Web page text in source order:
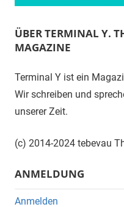
ÜBER TERMINAL Y.
MAGAZINE
Terminal Y ist ein
Wir schreiben und
unserer Zeit.
(c) 2014-2024 tebevau
ANMELDUNG
Anmelden